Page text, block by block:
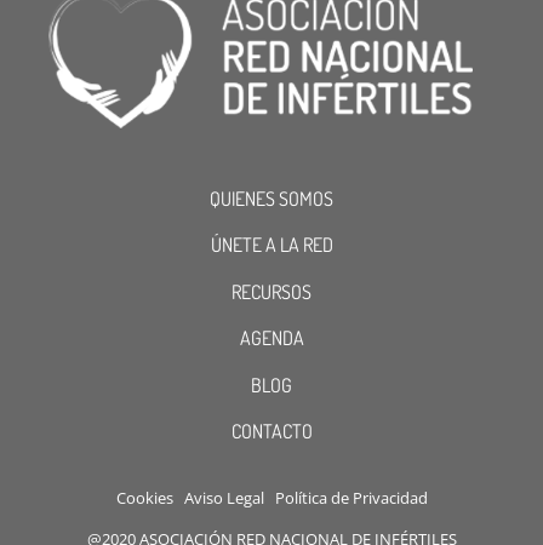
QUIENES SOMOS
ÚNETE A LA RED
RECURSOS
AGENDA
BLOG
CONTACTO
Cookies Aviso Legal Política de Privacidad
@2020 ASOCIACIÓN RED NACIONAL DE INFÉRTILES